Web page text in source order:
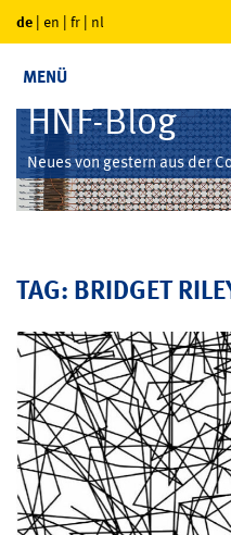
de | en | fr | nl
MENÜ
HNF-Blog
Neues von gestern aus der
TAG: BRIDGET